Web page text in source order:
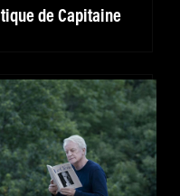
de Capitaine